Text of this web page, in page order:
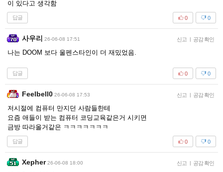
이 있다고 생각함
답글 0
0
사우리 26-06-08 17:51 신고 | 공감 확인
나는 DOOM 보다 울펜스타인이 더 재밌었음.
답글 0
0
Feelbell0 26-06-08 17:53 신고 | 공감 확인
저시절에 컴퓨터 만지던 사람들한테
요즘 애들이 받는 컴퓨터 코딩교육같은거 시키면
금방 따라올거같은 ㅋㅋㅋㅋㅋㅋㅋ
답글 0
0
Xepher 26-06-08 18:00 신고 | 공감 확인